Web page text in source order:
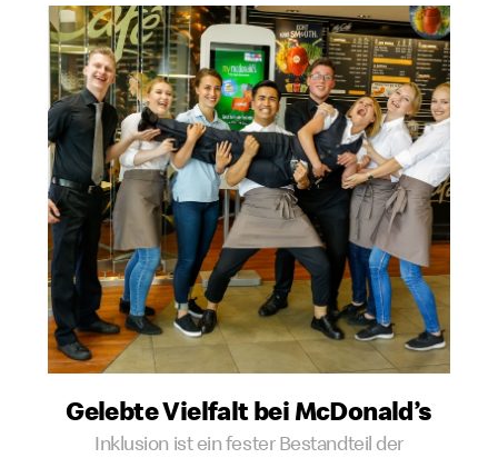
Gelebte Vielfalt bei McDonald’s
Inklusion ist ein fester Bestandteil der